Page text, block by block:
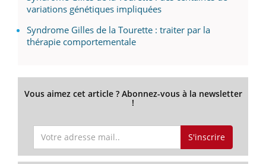
variations génétiques impliquées
Syndrome Gilles de la Tourette : traiter par la
thérapie comportementale
Vous aimez cet article ? Abonnez-vous à la newsletter
!
S'inscrire